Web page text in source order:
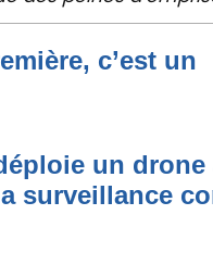
c’est un
un drone
surveillance